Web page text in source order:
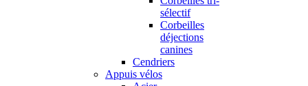
sélectif
Corbeilles
déjections
canines
Cendriers
Appuis vélos